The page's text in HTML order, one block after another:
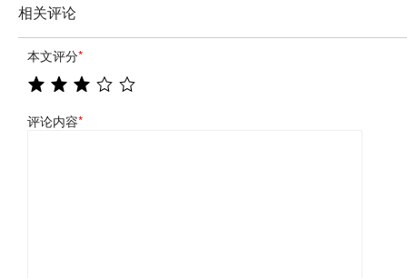
相关评论
本文评分*
评论内容*